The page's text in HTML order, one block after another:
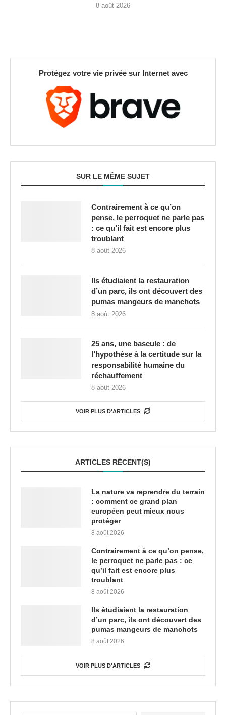
8 août 2026
Protégez votre vie privée sur Internet avec
SUR LE MÊME SUJET
Contrairement à ce qu’on
pense, le perroquet ne parle pas
: ce qu’il fait est encore plus
troublant
8 août 2026
Ils étudiaient la restauration
d’un parc, ils ont découvert des
pumas mangeurs de manchots
8 août 2026
25 ans, une bascule : de
l’hypothèse à la certitude sur la
responsabilité humaine du
réchauffement
8 août 2026
VOIR PLUS D'ARTICLES
ARTICLES RÉCENT(S)
La nature va reprendre du terrain
: comment ce grand plan
européen peut mieux nous
protéger
8 août 2026
Contrairement à ce qu’on pense,
le perroquet ne parle pas : ce
qu’il fait est encore plus
troublant
8 août 2026
Ils étudiaient la restauration
d’un parc, ils ont découvert des
pumas mangeurs de manchots
8 août 2026
VOIR PLUS D'ARTICLES